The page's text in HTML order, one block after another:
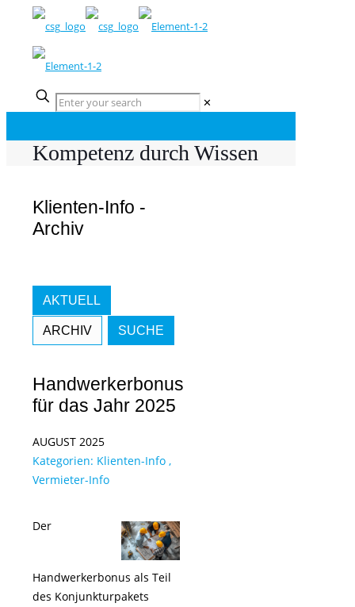
✕
Kompetenz durch Wissen
Klienten-Info -
Archiv
AKTUELL
ARCHIV SUCHE
Handwerkerbonus
für das Jahr 2025
AUGUST 2025
Kategorien: Klienten-Info ,
Vermieter-Info
Der
Handwerkerbonus als Teil
des Konjunkturpakets